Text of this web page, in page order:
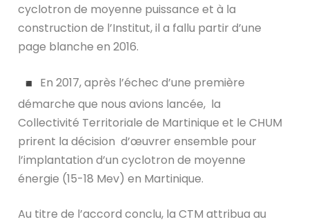
cyclotron de moyenne puissance et à la
construction de l’Institut, il a fallu partir d’une
page blanche en 2016.
En 2017, après l’échec d’une première
démarche que nous avions lancée, la
Collectivité Territoriale de Martinique et le CHUM
prirent la décision d’œuvrer ensemble pour
l’implantation d’un cyclotron de moyenne
énergie (15-18 Mev) en Martinique.
Au titre de l’accord conclu, la CTM attribua au